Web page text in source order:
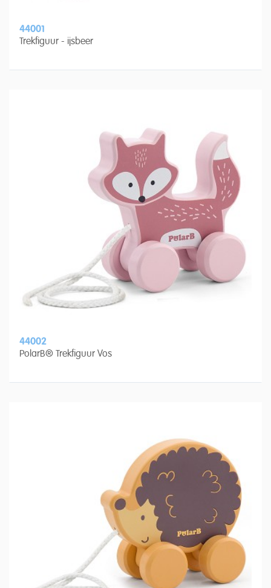
44001
Trekfiguur - ijsbeer
44002
PolarB® Trekfiguur Vos